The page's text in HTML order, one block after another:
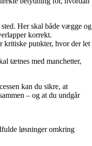
Her skal både vægge og
korrekt.
kritiske punkter, hvor der let
tætnes med manchetter,
kan du sikre, at
– og at du undgår
løsninger omkring